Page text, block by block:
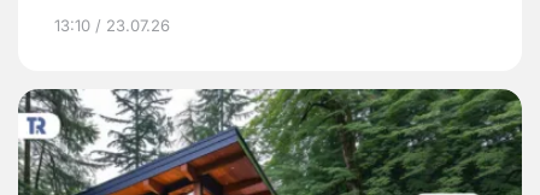
13:10 / 23.07.26